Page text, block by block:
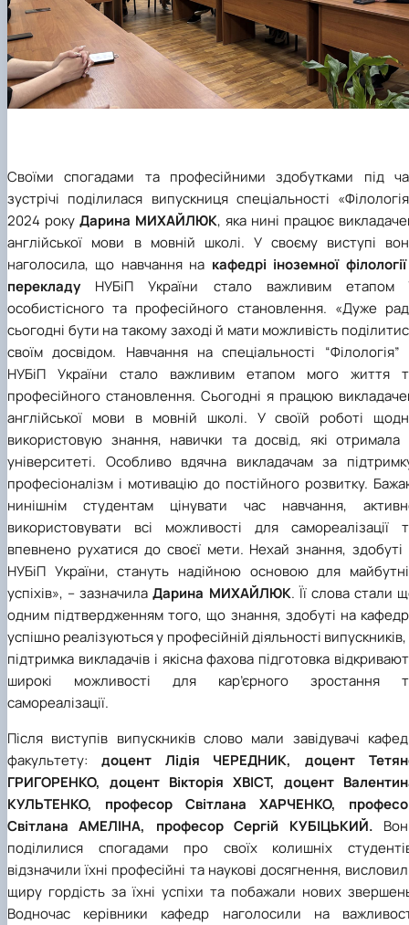
Своїми спогадами та професійними здобутками під
зустрічі поділилася випускниця спеціальності
2024 року Дарина МИХАЙЛЮК, яка нині працює
англійської мови в мовній школі. У своєму виступі
наголосила, що навчання на кафедрі іноземної філології
перекладуНУБіП України стало важливим етапом
особистісного та професійного становлення. «Дуже
сьогодні бути на такому заході й мати можливість
своїм досвідом. Навчання на спеціальності “Філологія”
НУБіП України стало важливим етапом мого життя
професійного становлення. Сьогодні я працюю
англійської мови в мовній школі. У своїй роботі
використовую знання, навички та досвід, які отримала
університеті. Особливо вдячна викладачам за
професіоналізм і мотивацію до постійного розвитку.
нинішнім студентам цінувати час навчання,
використовувати всі можливості для самореалізації
впевнено рухатися до своєї мети. Нехай знання, здобуті
НУБіП України, стануть надійною основою для
успіхів», – зазначилаДарина МИХАЙЛЮК. Її слова стали
одним підтвердженням того, що знання, здобуті на
успішно реалізуються у професійній діяльності випускників,
підтримка викладачів і якісна фахова підготовка
широкі можливості для кар’єрного зростання
самореалізації.
Після виступів випускників слово мали завідувачі
факультету: доцент Лідія ЧЕРЕДНИК, доцент
ГРИГОРЕНКО, доцент Вікторія ХВІСТ, доцент
КУЛЬТЕНКО, професор Світлана ХАРЧЕНКО,
Світлана АМЕЛІНА, професор Сергій КУБІЦЬКИЙ.
поділилися спогадами про своїх колишніх
відзначили їхні професійні та наукові досягнення,
щиру гордість за їхні успіхи та побажали нових
Водночас керівники кафедр наголосили на